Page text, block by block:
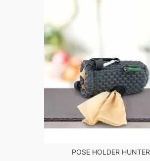
POSE HOLDER HUNTER